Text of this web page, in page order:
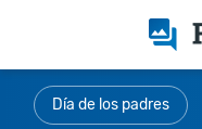
Día de los padres